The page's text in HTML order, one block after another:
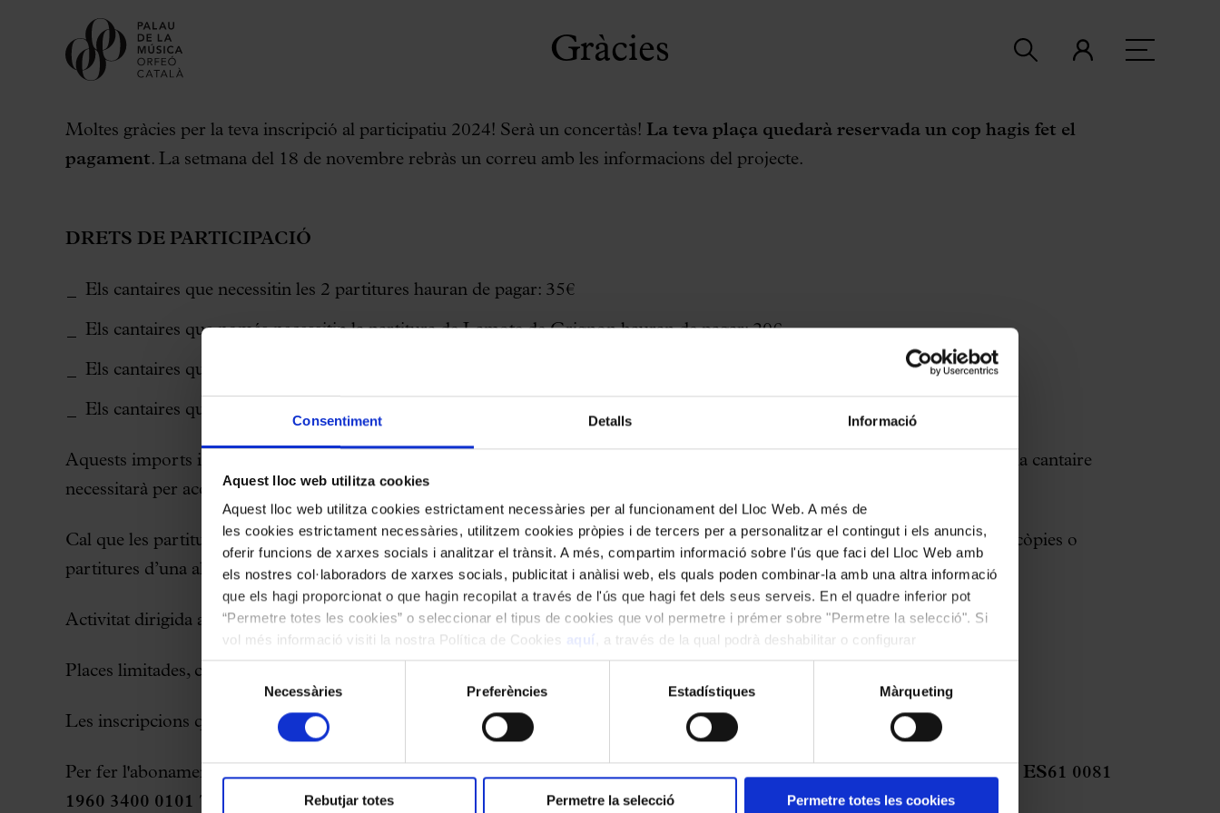
Consentiment Detalls Informació
Aquest lloc web utilitza cookies
Aquest lloc web utilitza cookies estrictament necessàries per al funcionament del Lloc Web. A més de
les cookies estrictament necessàries, utilitzem cookies pròpies i de tercers per a personalitzar el contingut i els anuncis,
oferir funcions de xarxes socials i analitzar el trànsit. A més, compartim informació sobre l'ús que faci del Lloc Web amb
els nostres col·laboradors de xarxes socials, publicitat i anàlisi web, els quals poden combinar-la amb una altra informació
que els hagi proporcionat o que hagin recopilat a través de l'ús que hagi fet dels seus serveis. En el quadre inferior pot
“Permetre totes les cookies” o seleccionar el tipus de cookies que vol permetre i prémer sobre "Permetre la selecció". Si
vol més informació visiti la nostra Política de Cookies aquí
, a través de la qual podrà deshabilitar o configurar
les cookies en qualsevol moment.
Selecció
consentiment
Necessàries Preferències Estadístiques Màrqueting
Rebutjar totes Permetre la selecció Permetre totes les cookies
Gràcies
Moltes gràcies per la teva inscripció al participatiu 2024! Serà un concertàs! La teva plaça quedarà reservada un cop hagis fet el
pagament. La setmana del 18 de novembre rebràs un correu amb les informacions del projecte.
DRETS DE PARTICIPACIÓ
Els cantaires que necessitin les 2 partitures hauran de pagar: 35€
Els cantaires que només necessitin la partitura de Lamote de Grignon hauran de pagar: 20€
Els cantaires que només necessitin la partitura de Brotons hauran de pagar: 30€
Els cantaires que tinguin les 2 partitures només hauran de pagar 15€
Aquests imports inclouen el cost dels solistes, els assajos, les partitures en cas de no tenir-les i l’entrada per al concert que cada cantaire
necessitarà per accedir al Palau de la Música Catalana.
Cal que les partitures siguin les originals, i de l’editorial que indiquem, no es permetrà participar a cap cantaire que porti fotocòpies o
partitures d’una altra editorial.
Activitat dirigida a cantaires majors d’edat.
Places limitades, cal inscripció prèvia.
Les inscripcions quedaran tancades el dia 14 de novembre 2024.
Per fer l'abonament de la inscripció cal fer una transferència indicant PNN+ nom i cognoms del participant al número de cc: ES61 0081
1960 3400 0101 7010 SWIFT: BSABESBB